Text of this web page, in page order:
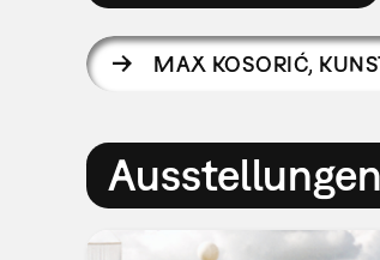
MAX KOSORIĆ,